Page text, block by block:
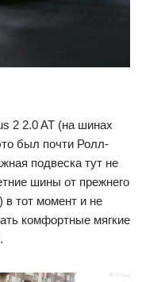
2 2.0 AT (на шинах
был почти Ролл-
подвеска тут не
шины от прежнего
тот момент и не
комфортные мягкие